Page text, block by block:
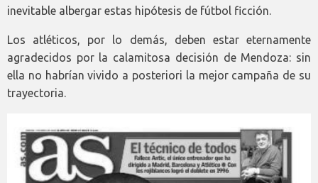
inevitable albergar estas hipótesis de fútbol ficción.
Los atléticos, por lo demás, deben estar eternamente
agradecidos por la calamitosa decisión de Mendoza: sin
ella no habrían vivido a posteriori la mejor campaña de su
trayectoria.